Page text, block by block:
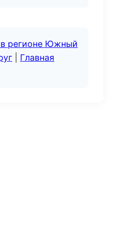
регионе Южный
Главная